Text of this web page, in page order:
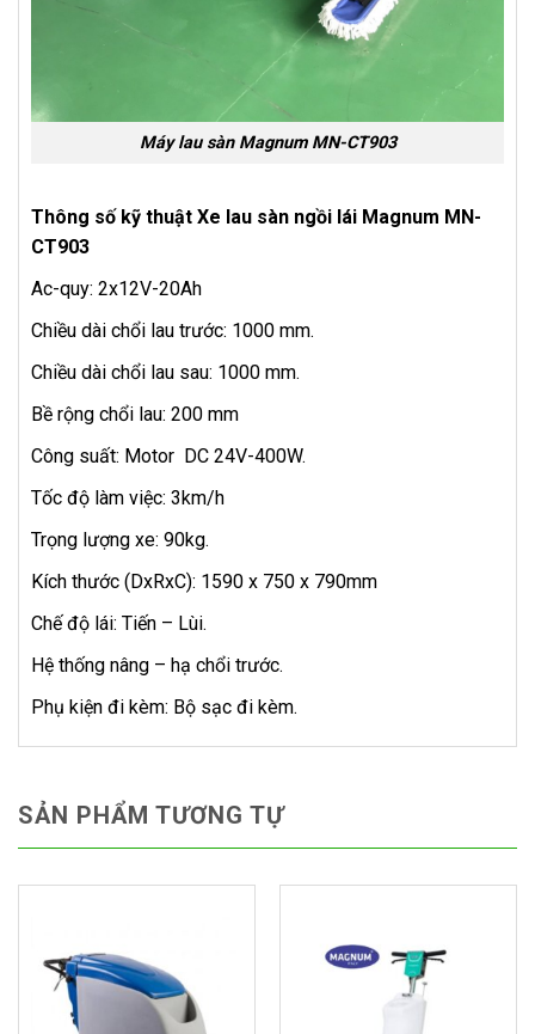
Máy lau sàn Magnum MN-CT903
Thông số kỹ thuật Xe lau sàn ngồi lái Magnum MN-
CT903
Ac-quy: 2x12V-20Ah
Chiều dài chổi lau trước: 1000 mm.
Chiều dài chổi lau sau: 1000 mm.
Bề rộng chổi lau: 200 mm
Công suất: Motor DC 24V-400W.
Tốc độ làm việc: 3km/h
Trọng lượng xe: 90kg.
Kích thước (DxRxC): 1590 x 750 x 790mm
Chế độ lái: Tiến – Lùi.
Hệ thống nâng – hạ chổi trước.
Phụ kiện đi kèm: Bộ sạc đi kèm.
SẢN PHẨM TƯƠNG TỰ